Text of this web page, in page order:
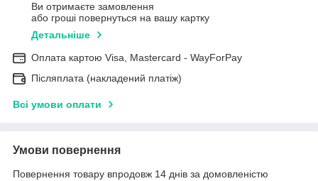
Ви отримаєте замовлення
або гроші повернуться на вашу картку
Детальніше
Оплата картою Visa, Mastercard - WayForPay
Післяплата (накладений платіж)
Всі умови оплати
Умови повернення
Повернення товару впродовж 14 днів за домовленістю